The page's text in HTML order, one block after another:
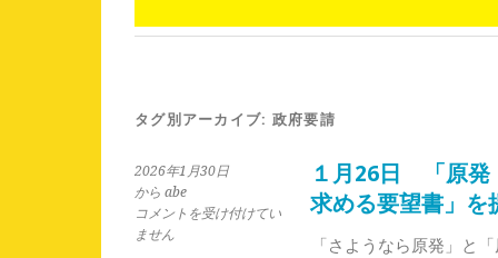
タグ別アーカイブ: 政府要請
2026年1月30日
から abe
１
月
コメントを受け付けてい
ません
１月26日 「原発
求める要望書」を
「さようなら原発」と